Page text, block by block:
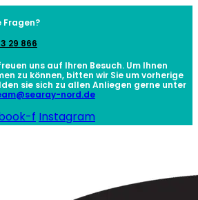
Fragen?
29 866
uns auf Ihren Besuch. Um Ihnen
zu können, bitten wir Sie um vorherige
sie sich zu allen Anliegen gerne unter
nord.de
f Instagram